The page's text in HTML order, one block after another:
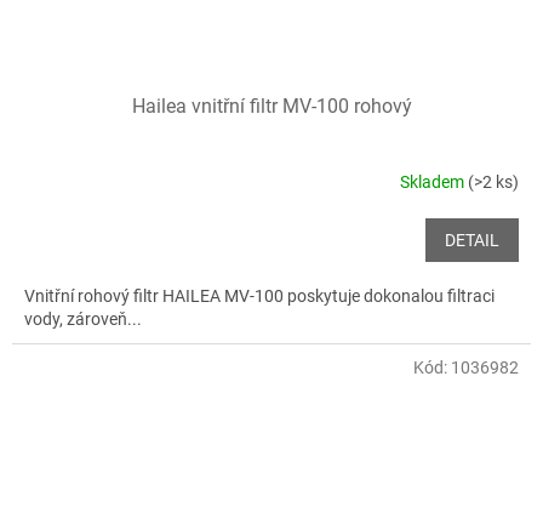
Hailea vnitřní filtr MV-100 rohový
Skladem (>2 ks)
DETAIL
Vnitřní rohový filtr HAILEA MV-100 poskytuje dokonalou filtraci
vody, zároveň...
Kód: 1036982